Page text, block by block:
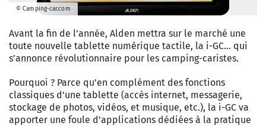
© Camping-car.com
Avant la fin de l’année, Alden mettra sur le marché une
toute nouvelle tablette numérique tactile, la i-GC… qui
s’annonce révolutionnaire pour les camping-caristes.
Pourquoi ? Parce qu’en complément des fonctions
classiques d’une tablette (accès internet, messagerie,
stockage de photos, vidéos, et musique, etc.), la i-GC va
apporter une foule d’applications dédiées à la pratique